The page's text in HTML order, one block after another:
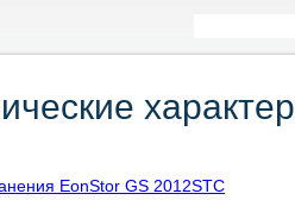
EonStor GS 2012STC